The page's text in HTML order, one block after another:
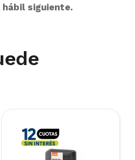
siguiente.